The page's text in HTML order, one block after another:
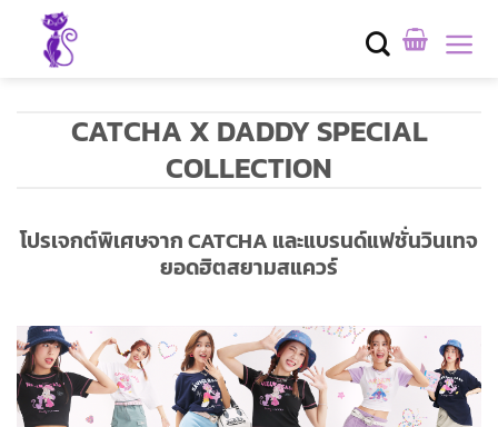
content
CATCHA X DADDY SPECIAL
COLLECTION
โปรเจกต์พิเศษจากCATCHA และแบรนด์แฟชั่นวินเทจ
ยอดฮิตสยามสแควร์